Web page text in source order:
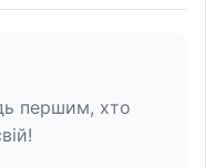
першим, хто